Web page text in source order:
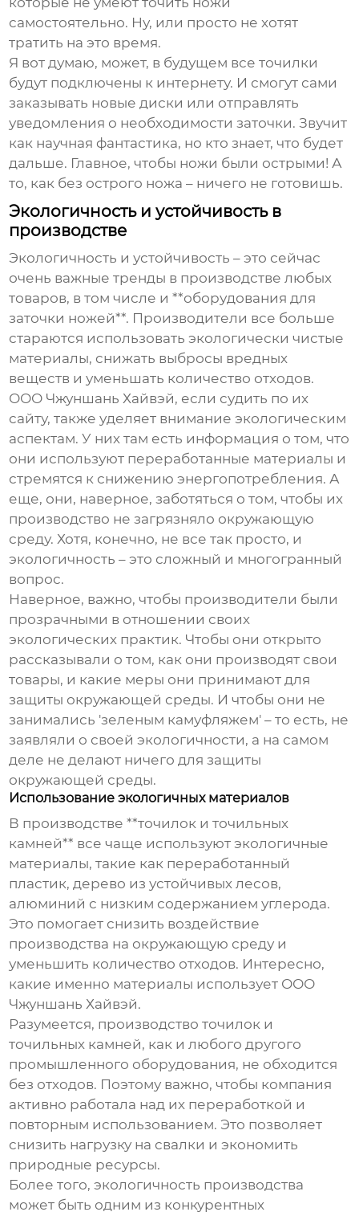
самостоятельно. Ну, или просто не хотят
тратить на это время.
Я вот думаю, может, в будущем все точилки
будут подключены к интернету. И смогут сами
заказывать новые диски или отправлять
уведомления о необходимости заточки. Звучит
как научная фантастика, но кто знает, что будет
дальше. Главное, чтобы ножи были острыми! А
то, как без острого ножа – ничего не готовишь.
Экологичность и устойчивость в
производстве
Экологичность и устойчивость – это сейчас
очень важные тренды в производстве любых
товаров, в том числе и **оборудования для
заточки ножей**. Производители все больше
стараются использовать экологически чистые
материалы, снижать выбросы вредных
веществ и уменьшать количество отходов.
ООО Чжуншань Хайвэй, если судить по их
сайту, также уделяет внимание экологическим
аспектам. У них там есть информация о том, что
они используют переработанные материалы и
стремятся к снижению энергопотребления. А
еще, они, наверное, заботяться о том, чтобы их
производство не загрязняло окружающую
среду. Хотя, конечно, не все так просто, и
экологичность – это сложный и многогранный
вопрос.
Наверное, важно, чтобы производители были
прозрачными в отношении своих
экологических практик. Чтобы они открыто
рассказывали о том, как они производят свои
товары, и какие меры они принимают для
защиты окружающей среды. И чтобы они не
занимались 'зеленым камуфляжем' – то есть, не
заявляли о своей экологичности, а на самом
деле не делают ничего для защиты
окружающей среды.
Использование экологичных материалов
В производстве **точилок и точильных
камней** все чаще используют экологичные
материалы, такие как переработанный
пластик, дерево из устойчивых лесов,
алюминий с низким содержанием углерода.
Это помогает снизить воздействие
производства на окружающую среду и
уменьшить количество отходов. Интересно,
какие именно материалы использует ООО
Чжуншань Хайвэй.
Разумеется, производство точилок и
точильных камней, как и любого другого
промышленного оборудования, не обходится
без отходов. Поэтому важно, чтобы компания
активно работала над их переработкой и
повторным использованием. Это позволяет
снизить нагрузку на свалки и экономить
природные ресурсы.
Более того, экологичность производства
может быть одним из конкурентных